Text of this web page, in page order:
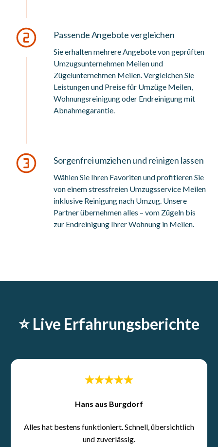
Passende Angebote vergleichen
Sie erhalten mehrere Angebote von geprüften
Umzugsunternehmen Meilen und
Zügelunternehmen Meilen. Vergleichen Sie
Leistungen und Preise für Umzüge Meilen,
Wohnungsreinigung oder Endreinigung mit
Abnahmegarantie.
Sorgenfrei umziehen und reinigen lassen
Wählen Sie Ihren Favoriten und profitieren Sie
von einem stressfreien Umzugsservice Meilen
inklusive Reinigung nach Umzug. Unsere
Partner übernehmen alles – vom Zügeln bis
zur Endreinigung Ihrer Wohnung in Meilen.
⭐️ Live Erfahrungsberichte